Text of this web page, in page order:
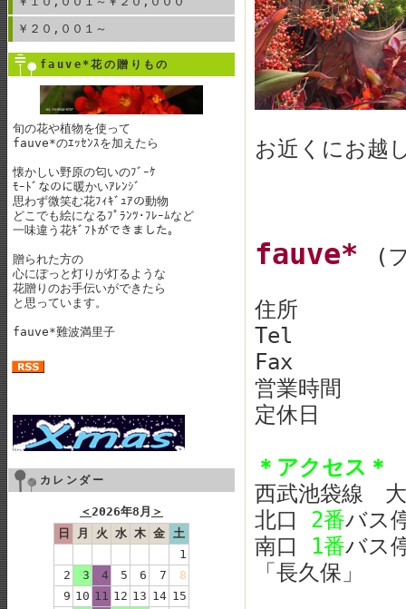
￥２０,００１～
fauve*花の贈りもの
旬の花や植物を使って
fauve*のｴｯｾﾝｽを加えたら
懐かしい野原の匂いのﾌﾞｰｹ
ﾓｰﾄﾞなのに暖かいｱﾚﾝｼﾞ
思わず微笑む花ﾌｨｷﾞｭｱの動物
どこでも絵になるﾌﾟﾗﾝﾂ･ﾌﾚｰﾑなど
一味違う花ｷﾞﾌﾄができました。
贈られた方の
心にぽっと灯りが灯るような
花贈りのお手伝いができたら
と思っています。
fauve*難波満里子
カレンダー
＜2026年8月 ＞
日
月 火 水 木 金 土
1
2
3 4 5 6 7
8
9 10 11 12 13 14 15
お近くにお越
fauve* (
住所 東京
営業時間
定休日
＊アクセス＊
西武池袋線
北口
2番バス
南口
1番バス
「長久保」